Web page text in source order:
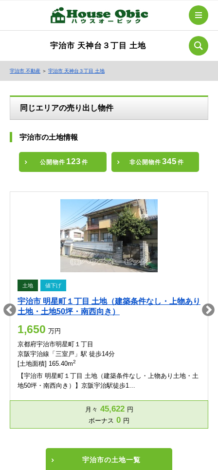
宇治市 天神台３丁目 土地
宇治市 不動産 ＞ 宇治市 天神台３丁目 土地
同じエリアの売り出し物件
宇治市の土地情報
公開物件 123 件 非公開物件 345 件
土地 値下げ
宇治市 明星町１丁目 土地（建築条件なし・上物あり
土地・土地50坪・南西向き）
1,650 万円
京都府宇治市明星町１丁目
京阪宇治線「三室戸」駅 徒歩14分
[土地面積] 165.40m2
【宇治市 明星町１丁目 土地（建築条件なし・上物あり土地・土
地50坪・南西向き）】京阪宇治駅徒歩1…
月々 45,622 円
ボーナス 0 円
宇治市の土地一覧